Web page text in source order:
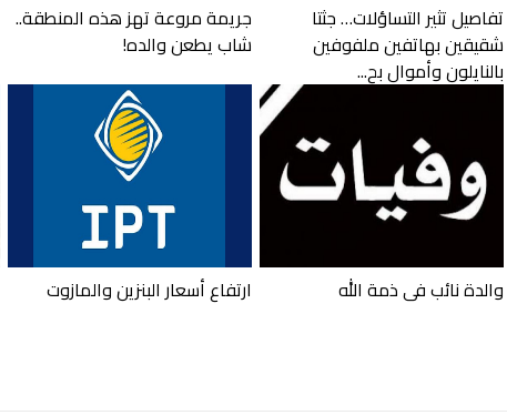
تفاصيل تثير التساؤلات… جثتا
شقيقين بهاتفين ملفوفين
بالنايلون وأموال بح...
جريمة مروعة تهز هذه المنطقة..
شاب يطعن والده!
والدة نائب في ذمة الله ارتفاع أسعار البنزين والمازوت